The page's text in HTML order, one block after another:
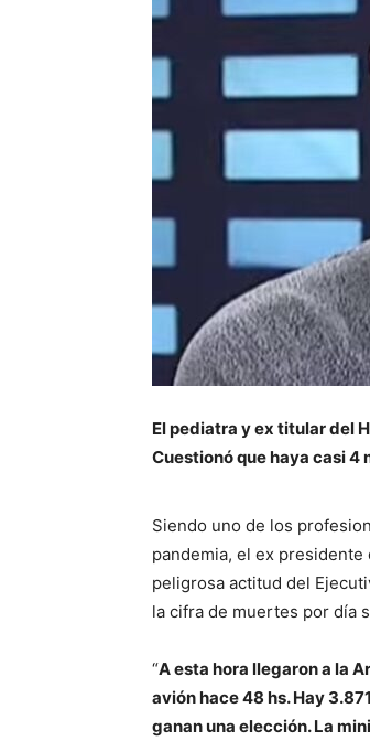
El pediatra y ex titular del
Cuestionó que haya casi 4
Siendo uno de los
pandemia, el ex
peligrosa actitud del
la cifra de muertes por día
“A esta hora llegaron a la
avión hace 48 hs. Hay
ganan una elección. La